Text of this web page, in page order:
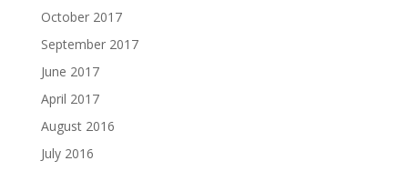
October 2017
September 2017
June 2017
April 2017
August 2016
July 2016